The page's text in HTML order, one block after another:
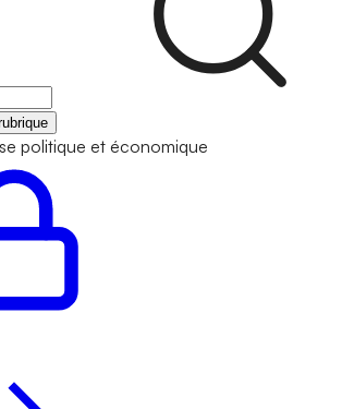
politique et économique